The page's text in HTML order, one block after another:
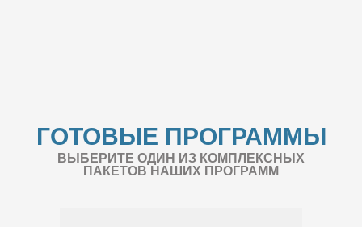
ГОТОВЫЕ ПРОГРАММЫ
ВЫБЕРИТЕ ОДИН ИЗ КОМПЛЕКСНЫХ
ПАКЕТОВ НАШИХ ПРОГРАММ